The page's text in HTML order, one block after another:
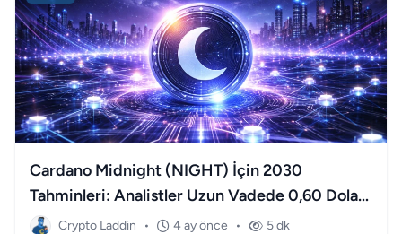
Cardano Midnight (NIGHT) İçin 2030
Tahminleri: Analistler Uzun Vadede 0,60 Doları
İşaret Ediyor
Crypto Laddin • 4 ay önce • 5 dk